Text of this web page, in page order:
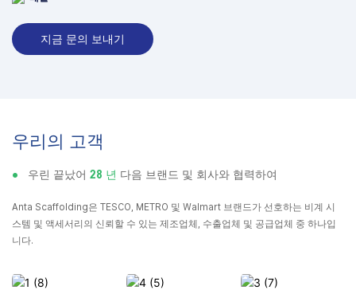
지금 문의 보내기
우리의 고객
● 우린 끝났어 28 년 다음 브랜드 및 회사와 협력하여
Anta Scaffolding은 TESCO, METRO 및 Walmart 브랜드가 선호하는 비계 시
스템 및 액세서리의 신뢰할 수 있는 제조업체, 수출업체 및 공급업체 중 하나입
니다.